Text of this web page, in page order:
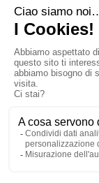
976 route
+33 (1) 48
Tubesca-